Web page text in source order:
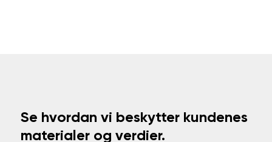
Se hvordan vi beskytter kundenes
materialer og verdier.